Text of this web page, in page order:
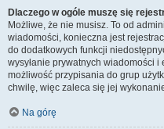
Dlaczego w ogóle muszę się
Możliwe, że nie musisz. To od
wiadomości, konieczna jest
do dodatkowych funkcji
wysyłanie prywatnych wiadomości
możliwość przypisania do grup
chwilę, więc zaleca się jej
Na górę